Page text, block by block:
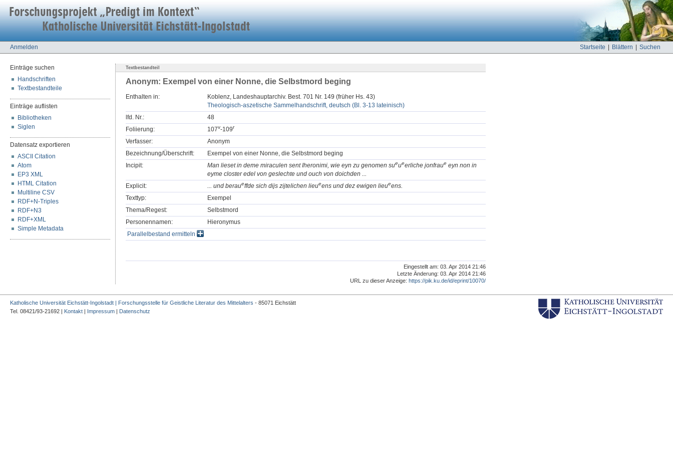
Startseite Blättern Suchen
Anmelden
Einträge suchen
Handschriften
Textbestandteile
Einträge auflisten
Bibliotheken
Siglen
Datensatz exportieren
ASCII Citation
Atom
EP3 XML
HTML Citation
Multiline CSV
RDF+N-Triples
RDF+N3
RDF+XML
Simple Metadata
Textbestandteil
Anonym: Exempel von einer Nonne, die Selbstmord beging
Enthalten in:
Koblenz, Landeshauptarchiv. Best. 701 Nr. 149 (früher Hs. 43)
Theologisch-aszetische Sammelhandschrift, deutsch (Bl. 3-13 lateinisch)
lfd. Nr.:
48
Foliierung:
107v-109r
Verfasser:
Anonym
Bezeichnung/Überschrift:
Exempel von einer Nonne, die Selbstmord beging
Incipit:
Man lieset in deme miraculen sent Iheronimi, wie eyn zu genomen sueueerliche jonfraue eyn non in
eyme closter edel von geslechte und ouch von doichden ...
Explicit:
... und beraueffde sich dijs zijtelichen lieueens und dez ewigen lieueens.
Texttyp:
Exempel
Thema/Regest:
Selbstmord
Personennamen:
Hieronymus
Parallelbestand ermitteln
Eingestellt am: 03. Apr 2014 21:46
Letzte Änderung: 03. Apr 2014 21:46
URL zu dieser Anzeige: https://pik.ku.de/id/eprint/10070/
Katholische Universität Eichstätt-Ingolstadt | Forschungsstelle für Geistliche Literatur des Mittelalters - 85071 Eichstätt
Tel. 08421/93-21692 | Kontakt | Impressum | Datenschutz